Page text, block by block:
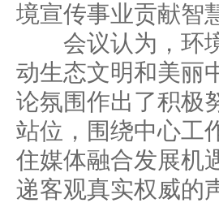
境宣传事业贡献智
会议认为，环境
动生态文明和美丽
论氛围作出了积极
站位，围绕中心工
住媒体融合发展机
递客观真实权威的